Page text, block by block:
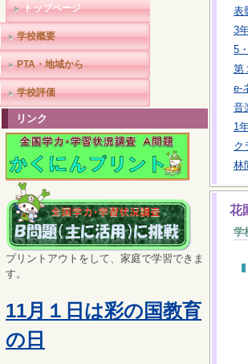
トップページ
学校概要
PTA・地域から
学校評価
リンク
プリントアウトをして、家庭で学習できま
す。
11月１日は彩の国教育
の日
表
3
5
第
e-
音
1
ク
林
花
学